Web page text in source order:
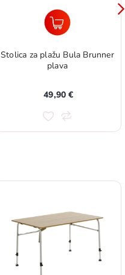
Stolica za plažu Bula Brunner
plava
49,90 €